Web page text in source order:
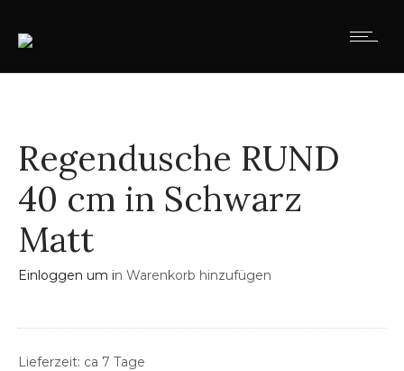
Regendusche RUND
40 cm in Schwarz
Matt
Einloggen um in Warenkorb hinzufügen
Lieferzeit: ca 7 Tage